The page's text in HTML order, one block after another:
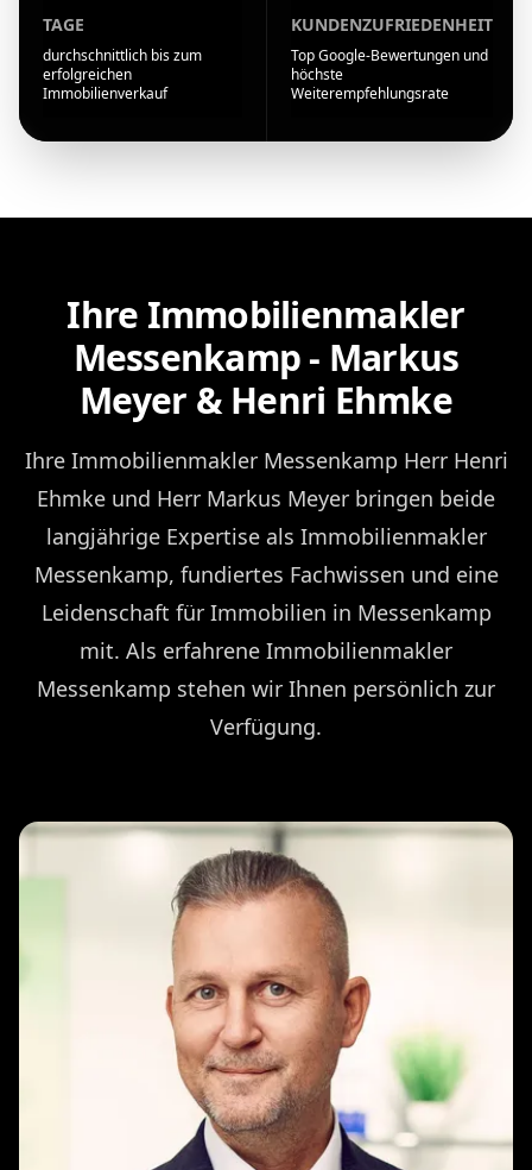
TAGE
durchschnittlich bis zum
erfolgreichen
Immobilienverkauf
KUNDENZUFRIEDENHEIT
Top Google-Bewertungen und
höchste
Weiterempfehlungsrate
Ihre Immobilienmakler
Messenkamp - Markus
Meyer & Henri Ehmke
Ihre Immobilienmakler Messenkamp Herr Henri
Ehmke und Herr Markus Meyer bringen beide
langjährige Expertise als Immobilienmakler
Messenkamp, fundiertes Fachwissen und eine
Leidenschaft für Immobilien in Messenkamp
mit. Als erfahrene Immobilienmakler
Messenkamp stehen wir Ihnen persönlich zur
Verfügung.